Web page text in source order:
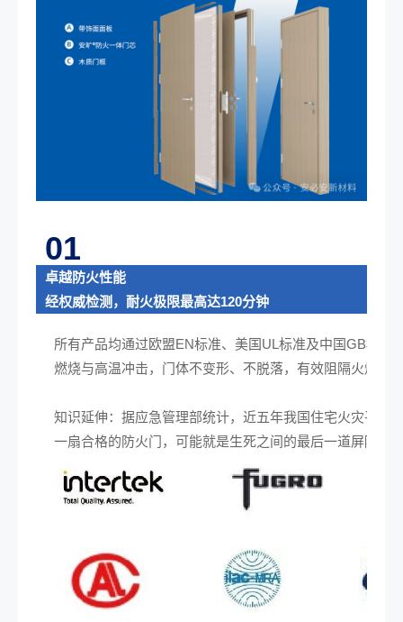
01
卓越防火性能
经权威检测，耐火极限最高达120分钟
所有产品均通过欧盟EN标准、美国UL标准及中国GB标
燃烧与高温冲击，门体不变形、不脱落，有效阻隔火焰传
知识延伸：据应急管理部统计，近五年我国住宅火灾平均
一扇合格的防火门，可能就是生死之间的最后一道屏障。